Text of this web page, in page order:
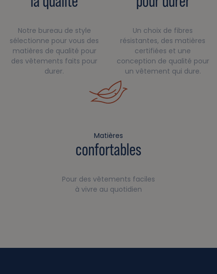
Notre bureau de style
sélectionne pour vous des
matières de qualité pour
des vêtements faits pour
durer.
Un choix de fibres
résistantes, des matières
certifiées et une
conception de qualité pour
un vêtement qui dure.
Matières
confortables
Pour des vêtements faciles
à vivre au quotidien